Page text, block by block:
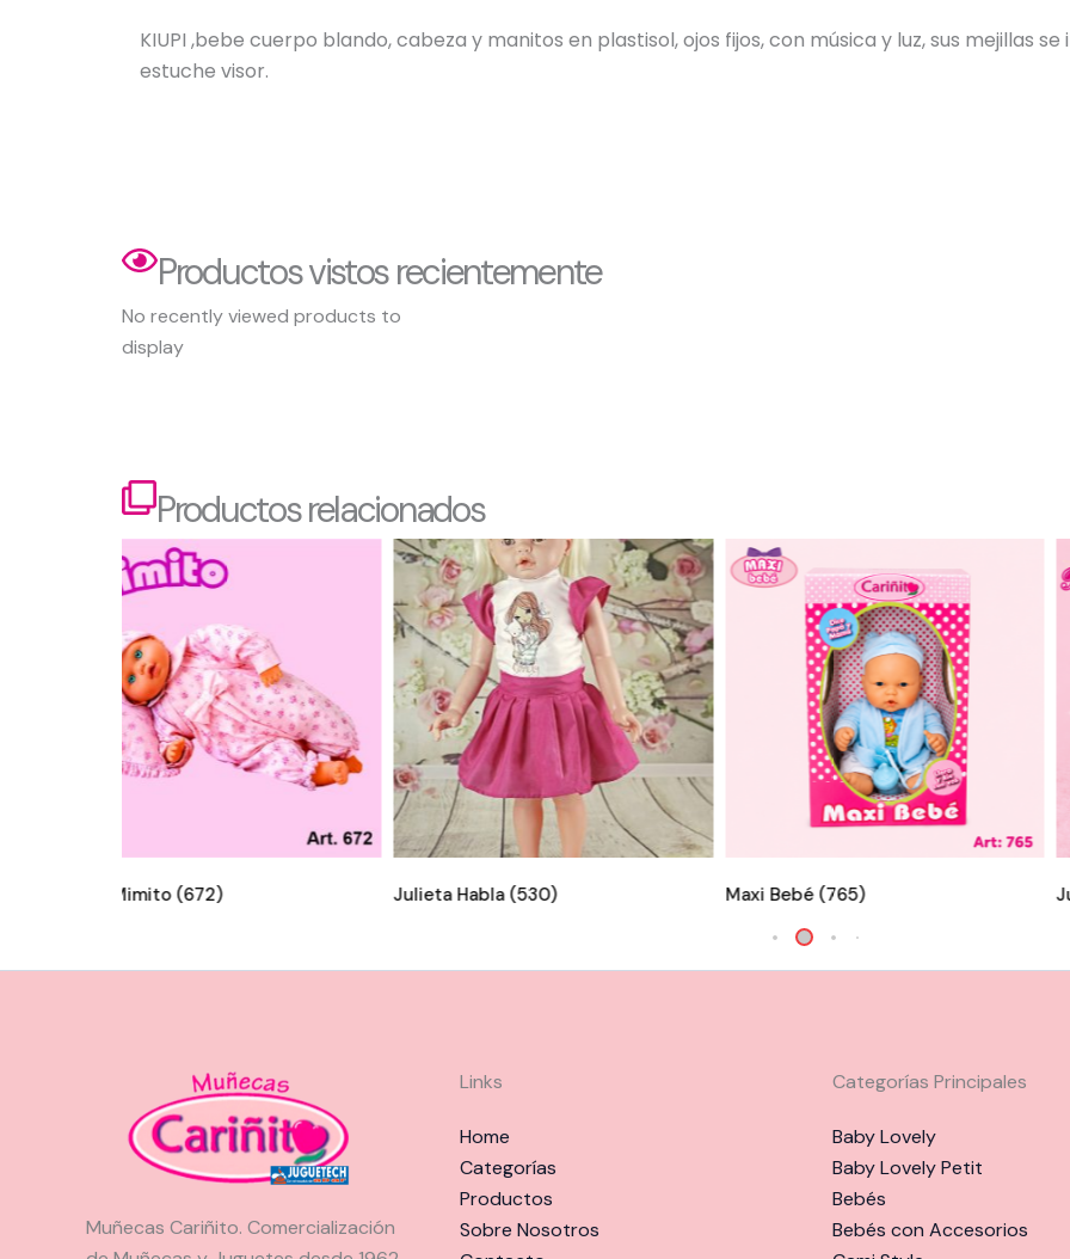
KIUPI ,bebe cuerpo blando, cabeza y manitos en plastisol, ojos fijos, con música y luz, sus mejillas
estuche visor.
Productos vistos recientemente
No recently viewed products to
display
Productos relacionados
Bebé Mimito (672) Julieta Habla (530) Maxi Bebé (765)
Muñecas Cariñito. Comercialización
Links
Home
Categorías
Productos
Sobre Nosotros
Categorías Principales
Baby Lovely
Baby Lovely Petit
Bebés
Bebés con Accesorios